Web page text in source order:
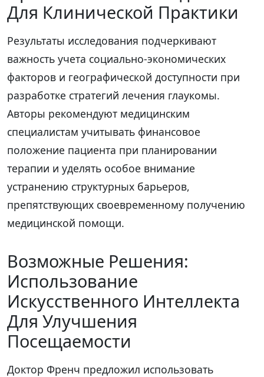
Для Клинической Практики
Результаты исследования подчеркивают
важность учета социально-экономических
факторов и географической доступности при
разработке стратегий лечения глаукомы.
Авторы рекомендуют медицинским
специалистам учитывать финансовое
положение пациента при планировании
терапии и уделять особое внимание
устранению структурных барьеров,
препятствующих своевременному получению
медицинской помощи.
Возможные Решения:
Использование
Искусственного Интеллекта
Для Улучшения
Посещаемости
Доктор Френч предложил использовать